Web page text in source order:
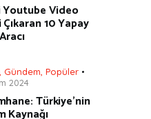
Youtube Video
10 Yapay
Gündem Popüler
2024
Türkiye’nin
Kaynağı